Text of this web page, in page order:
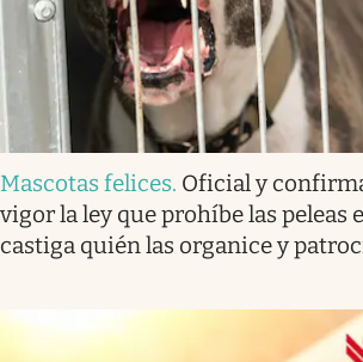
Mascotas felices. Oficial y
vigor la ley que prohíbe las peleas
castiga quién las organice y